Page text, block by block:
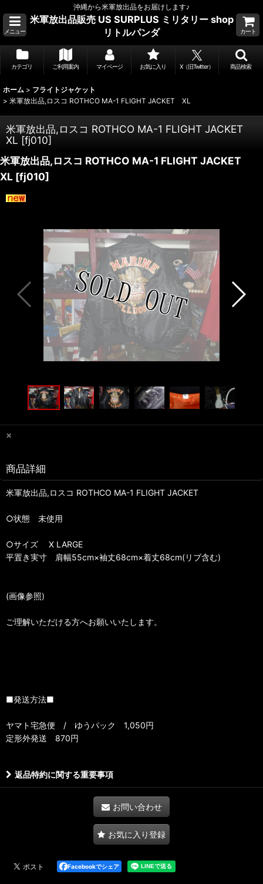
沖縄から米軍放出品をお届けします♪
メニュー
米軍放出品販売 US SURPLUS ミリタリー shop
リトルパンダ
カート
カテゴリ ご利用案内 マイページ お気に入り X（旧Twitter） 商品検索
ホーム > フライトジャケット
> 米軍放出品,ロスコ ROTHCO MA-1 FLIGHT JACKET XL
米軍放出品,ロスコ ROTHCO MA-1 FLIGHT JACKET
XL [fj010]
米軍放出品,ロスコ ROTHCO MA-1 FLIGHT JACKET
XL [fj010]
×
商品詳細
米軍放出品,ロスコ ROTHCO MA-1 FLIGHT JACKET
○状態 未使用
○サイズ X LARGE
平置き実寸 肩幅55cm×袖丈68cm×着丈68cm(リブ含む)
(画像参照)
ご理解いただける方へお願いいたします。
■発送方法■
ヤマト宅急便 / ゆうパック 1,050円
定形外発送 870円
返品特約に関する重要事項
お問い合わせ
お気に入り登録
Facebookでシェア